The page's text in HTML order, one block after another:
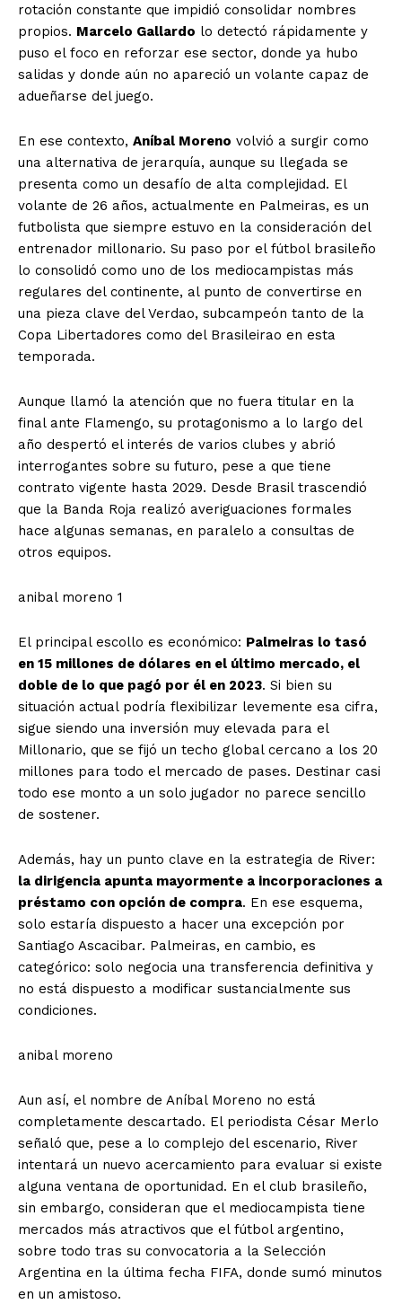
rotación constante que impidió consolidar nombres
propios. Marcelo Gallardo lo detectó rápidamente y
puso el foco en reforzar ese sector, donde ya hubo
salidas y donde aún no apareció un volante capaz de
adueñarse del juego.
En ese contexto, Aníbal Moreno volvió a surgir como
una alternativa de jerarquía, aunque su llegada se
presenta como un desafío de alta complejidad. El
volante de 26 años, actualmente en Palmeiras, es un
futbolista que siempre estuvo en la consideración del
entrenador millonario. Su paso por el fútbol brasileño
lo consolidó como uno de los mediocampistas más
regulares del continente, al punto de convertirse en
una pieza clave del Verdao, subcampeón tanto de la
Copa Libertadores como del Brasileirao en esta
temporada.
Aunque llamó la atención que no fuera titular en la
final ante Flamengo, su protagonismo a lo largo del
año despertó el interés de varios clubes y abrió
interrogantes sobre su futuro, pese a que tiene
contrato vigente hasta 2029. Desde Brasil trascendió
que la Banda Roja realizó averiguaciones formales
hace algunas semanas, en paralelo a consultas de
otros equipos.
anibal moreno 1
El principal escollo es económico: Palmeiras lo tasó
en 15 millones de dólares en el último mercado, el
doble de lo que pagó por él en 2023. Si bien su
situación actual podría flexibilizar levemente esa cifra,
sigue siendo una inversión muy elevada para el
Millonario, que se fijó un techo global cercano a los 20
millones para todo el mercado de pases. Destinar casi
todo ese monto a un solo jugador no parece sencillo
de sostener.
Además, hay un punto clave en la estrategia de River:
la dirigencia apunta mayormente a incorporaciones a
préstamo con opción de compra. En ese esquema,
solo estaría dispuesto a hacer una excepción por
Santiago Ascacibar. Palmeiras, en cambio, es
categórico: solo negocia una transferencia definitiva y
no está dispuesto a modificar sustancialmente sus
condiciones.
anibal moreno
Aun así, el nombre de Aníbal Moreno no está
completamente descartado. El periodista César Merlo
señaló que, pese a lo complejo del escenario, River
intentará un nuevo acercamiento para evaluar si existe
alguna ventana de oportunidad. En el club brasileño,
sin embargo, consideran que el mediocampista tiene
mercados más atractivos que el fútbol argentino,
sobre todo tras su convocatoria a la Selección
Argentina en la última fecha FIFA, donde sumó minutos
en un amistoso.